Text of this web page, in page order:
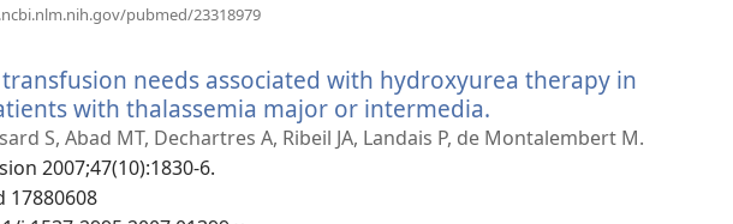
pubmed/23318979
視
窗）
needs associated with hydroxyurea therapy in
with thalassemia major or intermedia.
啟
S, Abad MT, Dechartres A, Ribeil JA, Landais P, de Montalembert M.
2007;47(10):1830-6.
17880608